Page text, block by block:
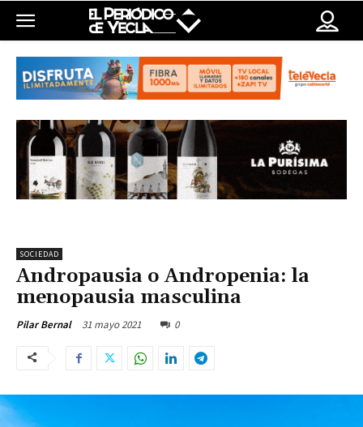
SOCIEDAD
Andropausia o Andropenia: la
menopausia masculina
Pilar Bernal 31 mayo 2021 0